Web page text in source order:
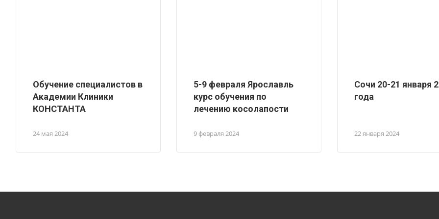
24 мая 2024
Обучение специалистов в
Академии Клиники
КОНСТАНТА
9 февраля 2024
5-9 февраля Ярославль
курс обучения по
лечению косолапости
22 января 2024
Сочи 20-21 января
года